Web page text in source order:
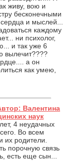
живу, вою и
бесконечными
и мыслей...
каждому
ни психолог,
и так уже 6
вылечит????
а он
как умею,
Валентина
наук
4 неудачных
Во всем
их родители.
порочную связь
есть еще сын...